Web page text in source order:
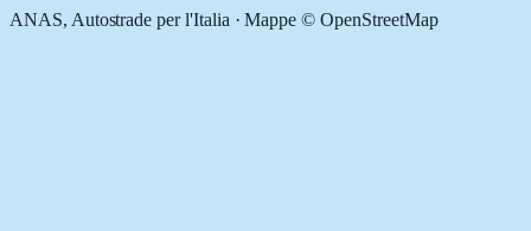
ANAS, Autostrade per l'Italia · Mappe © OpenStreetMap